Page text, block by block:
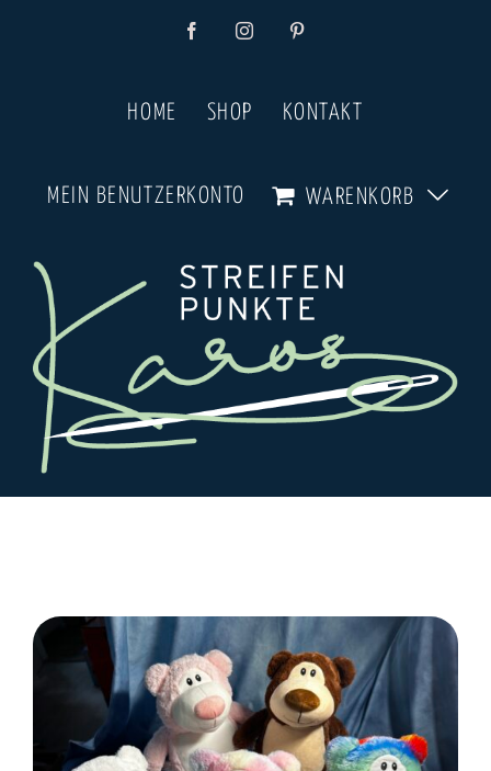
FacebookInstagramPinterest
HOME SHOP KONTAKT
MEIN BENUTZERKONTO WARENKORB